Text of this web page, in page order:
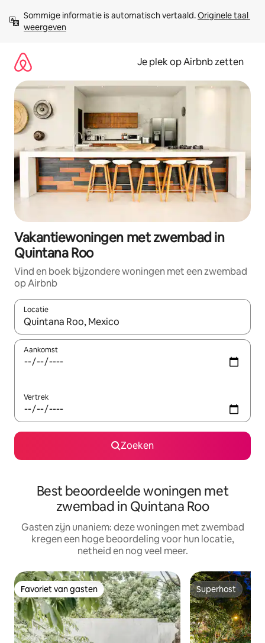
direct
naar
Sommige informatie is automatisch vertaald. Originele taal
weergeven
Je plek op Airbnb zetten
Vakantiewoningen met zwembad in
Quintana Roo
Vind en boek bijzondere woningen met een zwembad
op Airbnb
Locatie
Wanneer er resultaten beschikbaar zijn, maak je een keuze
Aankomst
Vertrek
Zoeken
Best beoordeelde woningen met
zwembad in Quintana Roo
Gasten zijn unaniem: deze woningen met zwembad
kregen een hoge beoordeling voor hun locatie,
netheid en nog veel meer.
Favoriet van gasten
Favoriet van gasten Superhost
Superhost